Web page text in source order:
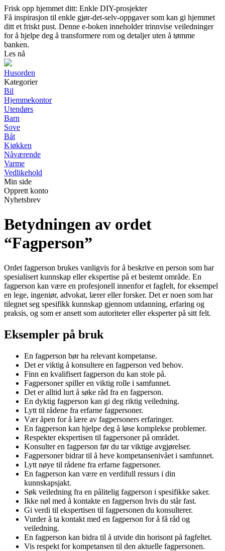
Frisk opp hjemmet ditt: Enkle DIY-prosjekter
Få inspirasjon til enkle gjør-det-selv-oppgaver som kan gi hjemmet
ditt et friskt pust. Denne e-boken inneholder trinnvise veiledninger
for å hjelpe deg å transformere rom og detaljer uten å tømme
banken.
Les nå
Husorden
Kategorier
Bil
Hjemmekontor
Utendørs
Barn
Sove
Båt
Kjøkken
Nåværende
Varme
Vedlikehold
Min side
Opprett konto
Nyhetsbrev
Betydningen av ordet
“Fagperson”
Ordet fagperson brukes vanligvis for å beskrive en person som har
spesialisert kunnskap eller ekspertise på et bestemt område. En
fagperson kan være en profesjonell innenfor et fagfelt, for eksempel
en lege, ingeniør, advokat, lærer eller forsker. Det er noen som har
tilegnet seg spesifikk kunnskap gjennom utdanning, erfaring og
praksis, og som er ansett som autoriteter eller eksperter på sitt felt.
Eksempler på bruk
En fagperson bør ha relevant kompetanse.
Det er viktig å konsultere en fagperson ved behov.
Finn en kvalifisert fagperson du kan stole på.
Fagpersoner spiller en viktig rolle i samfunnet.
Det er alltid lurt å søke råd fra en fagperson.
En dyktig fagperson kan gi deg riktig veiledning.
Lytt til rådene fra erfarne fagpersoner.
Vær åpen for å lære av fagpersoners erfaringer.
En fagperson kan hjelpe deg å løse komplekse problemer.
Respekter ekspertisen til fagpersoner på området.
Konsulter en fagperson før du tar viktige avgjørelser.
Fagpersoner bidrar til å heve kompetansenivået i samfunnet.
Lytt nøye til rådene fra erfarne fagpersoner.
En fagperson kan være en verdifull ressurs i din
kunnskapsjakt.
Søk veiledning fra en pålitelig fagperson i spesifikke saker.
Ikke nøl med å kontakte en fagperson hvis du står fast.
Gi verdi til ekspertisen til fagpersonen du konsulterer.
Vurder å ta kontakt med en fagperson for å få råd og
veiledning.
En fagperson kan bidra til å utvide din horisont på fagfeltet.
Vis respekt for kompetansen til den aktuelle fagpersonen.